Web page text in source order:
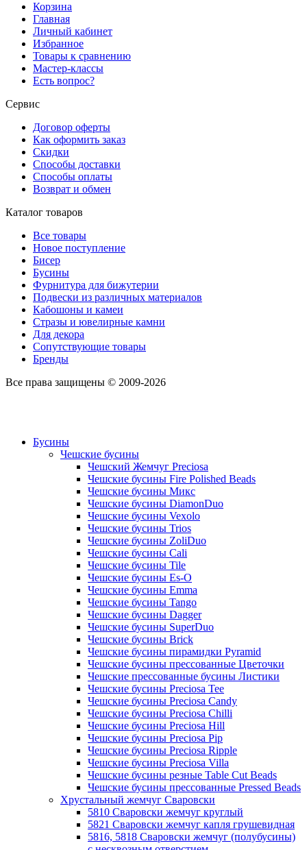
Корзина
Главная
Личный кабинет
Избранное
Товары к сравнению
Мастер-классы
Есть вопрос?
Сервис
Договор оферты
Как оформить заказ
Скидки
Способы доставки
Способы оплаты
Возврат и обмен
Каталог товаров
Все товары
Новое поступление
Бисер
Бусины
Фурнитура для бижутерии
Подвески из различных материалов
Кабошоны и камеи
Стразы и ювелирные камни
Для декора
Сопутствующие товары
Бренды
Все права защищены © 2009-2026
Бусины
Чешские бусины
Чешский Жемчуг Preciosa
Чешские бусины Fire Polished Beads
Чешские бусины Микс
Чешские бусины DiamonDuo
Чешские бусины Vexolo
Чешские бусины Trios
Чешские бусины ZoliDuo
Чешские бусины Cali
Чешские бусины Tile
Чешские бусины Es-O
Чешские бусины Emma
Чешские бусины Tango
Чешские бусины Dagger
Чешские бусины SuperDuo
Чешские бусины Brick
Чешские бусины пирамидки Pyramid
Чешские бусины прессованные Цветочки
Чешские прессованные бусины Листики
Чешские бусины Preciosa Tee
Чешские бусины Preciosa Candy
Чешские бусины Preciosa Chilli
Чешские бусины Preciosa Hill
Чешские бусины Preciosa Pip
Чешские бусины Preciosa Ripple
Чешские бусины Preciosa Villa
Чешские бусины резные Table Cut Beads
Чешские бусины прессованные Pressed Beads
Хрустальный жемчуг Сваровски
5810 Сваровски жемчуг круглый
5821 Сваровски жемчуг капля грушевидная
5816, 5818 Сваровски жемчуг (полубусины)